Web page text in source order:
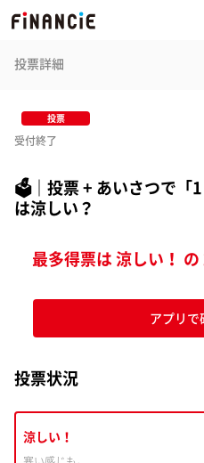
投票詳細
投票
受付終了
🗳｜投票 + あいさつで「
は涼しい？
最多得票は 涼しい！
アプリで
投票状況
涼しい！